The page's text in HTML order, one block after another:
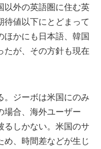
以外の英語圏に住む英
値以下にとどまって
ほかにも日本語、韓国
たが、その方針も現在
ジーボは米国にのみ
場合、海外ユーザー
るしかない。米国のサ
、時間差などが生じ